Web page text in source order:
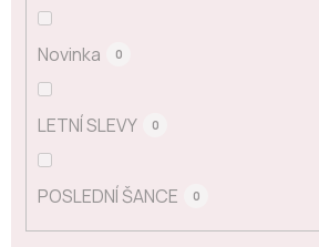
Novinka 0
LETNÍ SLEVY 0
POSLEDNÍ ŠANCE 0